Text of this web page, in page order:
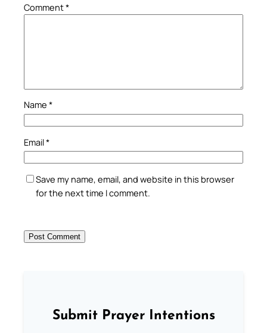
Comment*
Name *
Email*
Save my name, email, and website in this browser
for the next time I comment.
Submit Prayer Intentions